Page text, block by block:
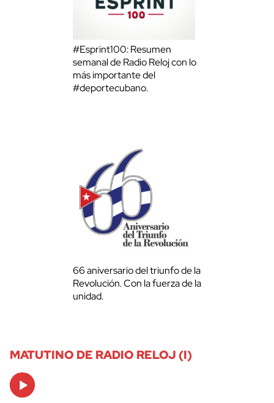
#Esprint100: Resumen
semanal de Radio Reloj con lo
más importante del
#deportecubano.
66 aniversario del triunfo de la
Revolución. Con la fuerza de la
unidad.
MATUTINO DE RADIO RELOJ (I)
Audio
Player